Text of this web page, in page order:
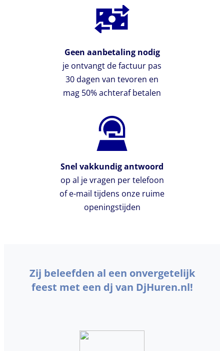
Geen aanbetaling nodig
je ontvangt de factuur pas
30 dagen van tevoren en
mag 50% achteraf betalen
Snel vakkundig antwoord
op al je vragen per telefoon
of e-mail tijdens onze ruime
openingstijden
Zij beleefden al een onvergetelijk
feest met een dj van DjHuren.nl!